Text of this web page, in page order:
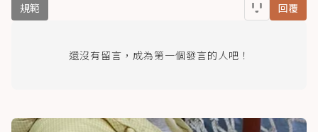
規範 回覆
還沒有留言，成為第一個發言的人吧！